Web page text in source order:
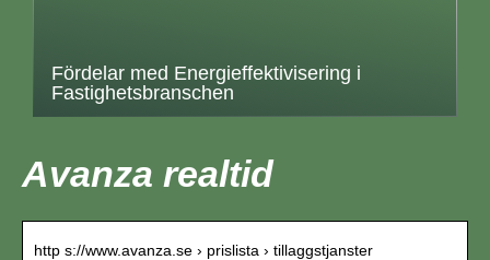
Fördelar med Energieffektivisering i
Fastighetsbranschen
Avanza realtid
http s://www.avanza.se › prislista › tillaggstjanster